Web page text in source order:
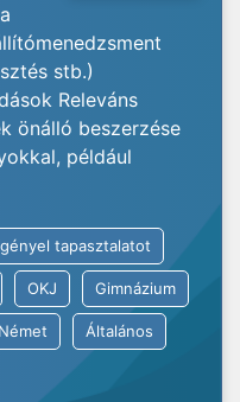
stb.)
Releváns
önálló beszerzése
például
tapasztalatot
OKJ Gimnázium
Német Általános